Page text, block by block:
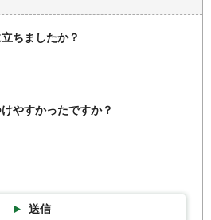
ちましたか？
やすかったですか？
送信